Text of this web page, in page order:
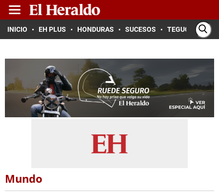
INICIO EH PLUS HONDURAS SUCESOS TEGUCIGALPA
Mundo